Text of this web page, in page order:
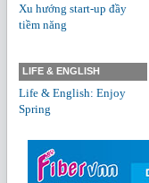
Xu hướng start-up đầy
tiềm năng
LIFE & ENGLISH
Life & English: Enjoy
Spring